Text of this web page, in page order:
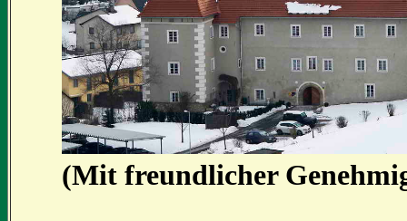
(Mit freundlicher